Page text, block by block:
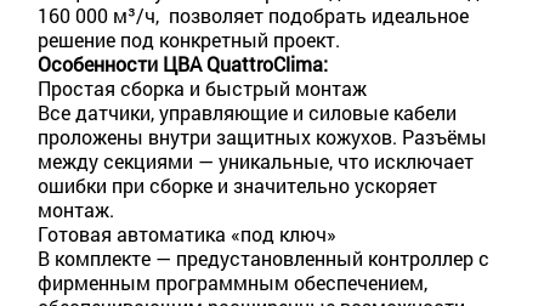
160 000 м³/ч, позволяет подобрать идеальное
решение под конкретный проект.
Особенности ЦВА QuattroClima:
Простая сборка и быстрый монтаж
Все датчики, управляющие и силовые кабели
проложены внутри защитных кожухов. Разъёмы
между секциями — уникальные, что исключает
ошибки при сборке и значительно ускоряет
монтаж.
Готовая автоматика «под ключ»
В комплекте — предустановленный контроллер с
фирменным программным обеспечением,